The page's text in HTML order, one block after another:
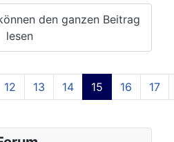
den ganzen Beitrag
lesen
Seite 15 von 129
12 13 14 15 16 17